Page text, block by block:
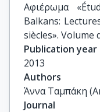
Αφιέρωμα
Balkans:
siècles». Volume
Publication year
2013
Authors
Άννα Ταμπάκη
Journal